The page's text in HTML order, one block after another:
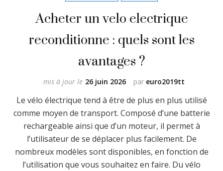
Acheter un velo electrique
reconditionne : quels sont les
avantages ?
par euro2019tt
mis à jour le 26 juin 2026
Le vélo électrique tend à être de plus en plus utilisé
comme moyen de transport. Composé d’une batterie
rechargeable ainsi que d’un moteur, il permet à
l’utilisateur de se déplacer plus facilement. De
nombreux modèles sont disponibles, en fonction de
l’utilisation que vous souhaitez en faire. Du vélo